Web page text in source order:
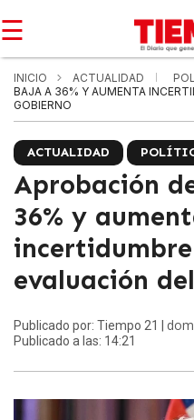
☰
INICIO ACTUALIDAD
BAJA A 36% Y AUMENTA
GOBIERNO
ACTUALIDAD
Aprobación
36% y
evaluación
Publicado por: Tiempo 21 |
Publicado a las: 14:21